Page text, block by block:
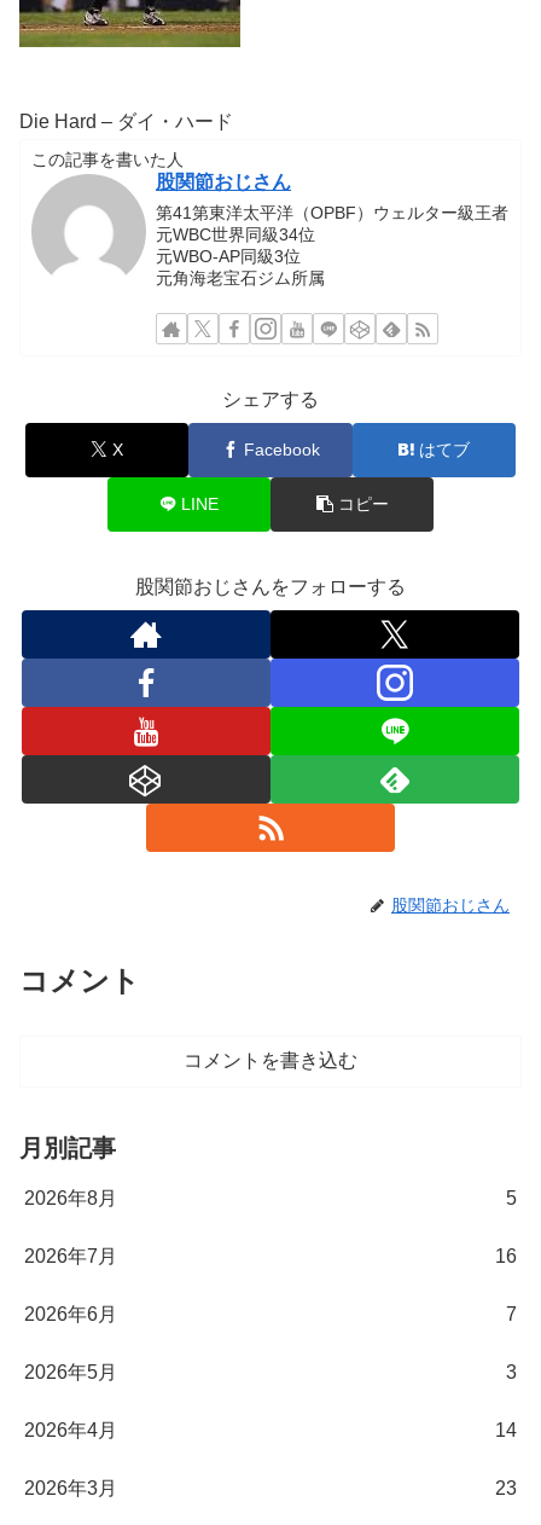
Die Hard – ダイ・ハード
この記事を書いた人
股関節おじさん
第41第東洋太平洋（OPBF）ウェルター級王者
元WBC世界同級34位
元WBO-AP同級3位
元角海老宝石ジム所属
シェアする
X Facebook はてブ
LINE コピー
股関節おじさんをフォローする
股関節おじさん
コメント
コメントを書き込む
月別記事
2026年8月 5
2026年7月 16
2026年6月 7
2026年5月 3
2026年4月 14
2026年3月 23